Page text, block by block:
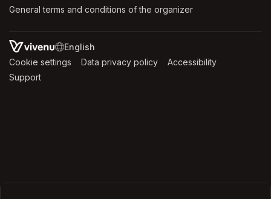
General terms and conditions of the organizer
SWITCH LANGUAGE
Cookie settings (opens in a new tab)
Data privacy policy (opens in a new tab)
Accessibility
Support